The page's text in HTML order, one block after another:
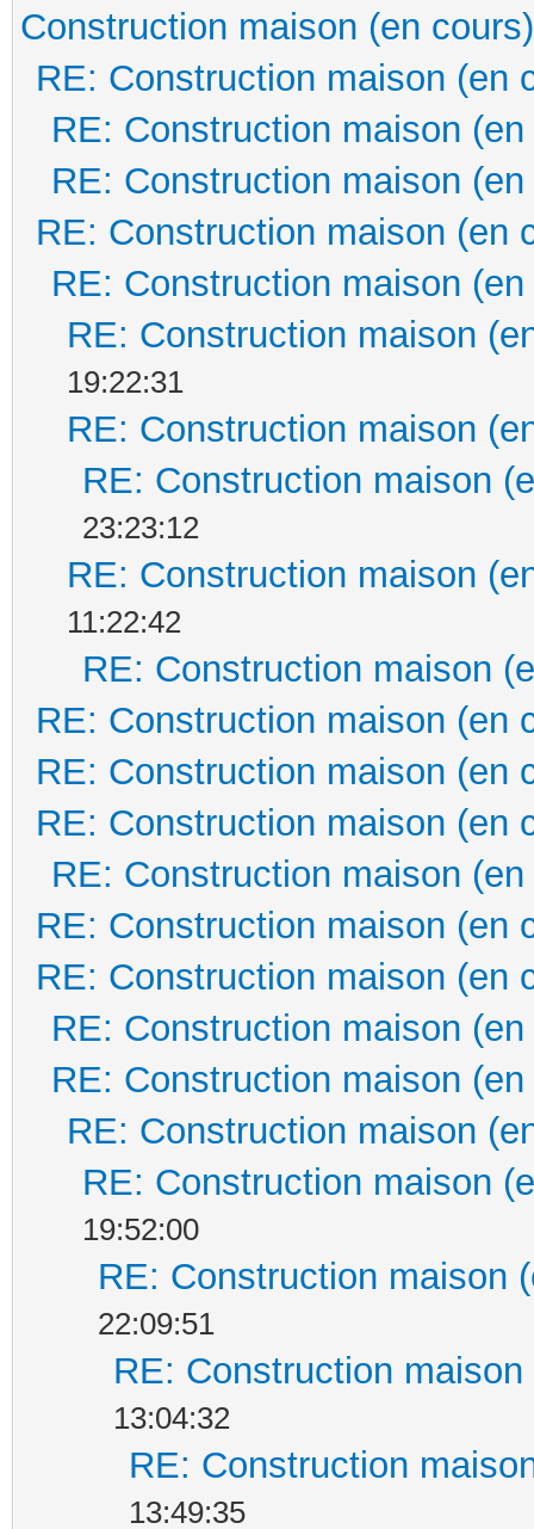
Construction maison (en cours)
RE: Construction maison (en
RE: Construction maison
RE: Construction maison
RE: Construction maison (en
RE: Construction maison
RE: Construction maison
19:22:31
RE: Construction maison
RE: Construction maison
23:23:12
RE: Construction maison
11:22:42
RE: Construction maison
RE: Construction maison (en
RE: Construction maison (en
RE: Construction maison (en
RE: Construction maison
RE: Construction maison (en
RE: Construction maison (en
RE: Construction maison
RE: Construction maison
RE: Construction maison
RE: Construction maison
19:52:00
RE: Construction maison
22:09:51
RE: Construction
13:04:32
RE: Construction
13:49:35